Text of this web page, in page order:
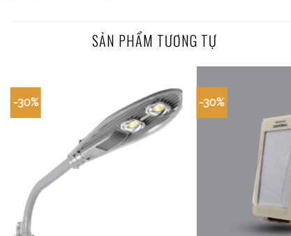
SẢN PHẨM TƯƠNG TỰ
-30% -30%